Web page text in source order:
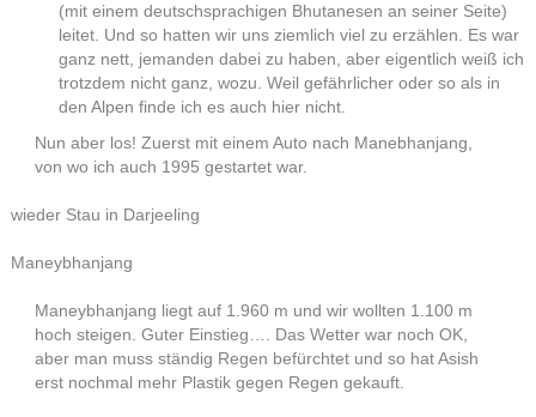
(mit einem deutschsprachigen Bhutanesen an seiner Seite)
leitet. Und so hatten wir uns ziemlich viel zu erzählen. Es war
ganz nett, jemanden dabei zu haben, aber eigentlich weiß ich
trotzdem nicht ganz, wozu. Weil gefährlicher oder so als in
den Alpen finde ich es auch hier nicht.
Nun aber los! Zuerst mit einem Auto nach Manebhanjang,
von wo ich auch 1995 gestartet war.
wieder Stau in Darjeeling
Maneybhanjang
Maneybhanjang liegt auf 1.960 m und wir wollten 1.100 m
hoch steigen. Guter Einstieg…. Das Wetter war noch OK,
aber man muss ständig Regen befürchtet und so hat Asish
erst nochmal mehr Plastik gegen Regen gekauft.